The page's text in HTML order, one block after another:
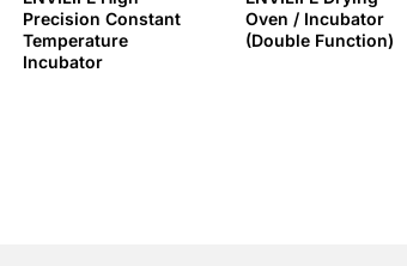
Precision Constant
Temperature
Incubator
Oven / Incubator
(Double Function)